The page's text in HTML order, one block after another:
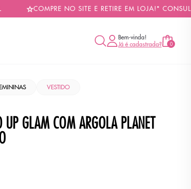
COMPRE NO SITE E RETIRE EM LOJA!* CONSULTE
Bem-vinda!
Já é cadastrada?
0
VESTIDO
UP GLAM COM ARGOLA PLANET